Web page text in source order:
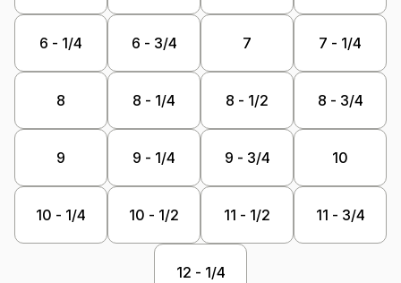
6 - 1/4 6 - 3/4 7 7 - 1/4
8 8 - 1/4 8 - 1/2 8 - 3/4
9 9 - 1/4 9 - 3/4 10
10 - 1/4 10 - 1/2 11 - 1/2 11 - 3/4
12 - 1/4